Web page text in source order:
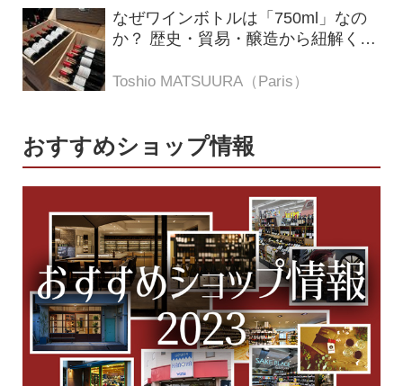
なぜワインボトルは「750ml」なの
か？ 歴史・貿易・醸造から紐解く4
Toshio MATSUURA（Paris）
おすすめショップ情報